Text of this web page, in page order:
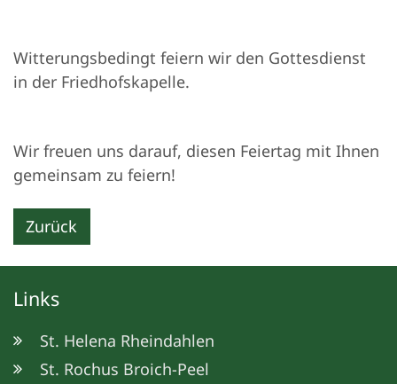
Witterungsbedingt feiern wir den Gottesdienst
in der Friedhofskapelle.
Wir freuen uns darauf, diesen Feiertag mit Ihnen
gemeinsam zu feiern!
Zurück
Links
St. Helena Rheindahlen
St. Rochus Broich-Peel